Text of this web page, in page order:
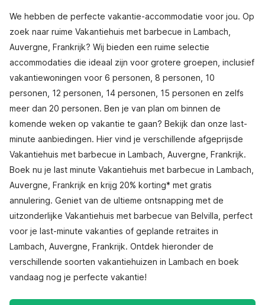
We hebben de perfecte vakantie-accommodatie voor jou. Op
zoek naar ruime Vakantiehuis met barbecue in Lambach,
Auvergne, Frankrijk? Wij bieden een ruime selectie
accommodaties die ideaal zijn voor grotere groepen, inclusief
vakantiewoningen voor 6 personen, 8 personen, 10
personen, 12 personen, 14 personen, 15 personen en zelfs
meer dan 20 personen. Ben je van plan om binnen de
komende weken op vakantie te gaan? Bekijk dan onze last-
minute aanbiedingen. Hier vind je verschillende afgeprijsde
Vakantiehuis met barbecue in Lambach, Auvergne, Frankrijk.
Boek nu je last minute Vakantiehuis met barbecue in Lambach,
Auvergne, Frankrijk en krijg 20% korting* met gratis
annulering. Geniet van de ultieme ontsnapping met de
uitzonderlijke Vakantiehuis met barbecue van Belvilla, perfect
voor je last-minute vakanties of geplande retraites in
Lambach, Auvergne, Frankrijk. Ontdek hieronder de
verschillende soorten vakantiehuizen in Lambach en boek
vandaag nog je perfecte vakantie!